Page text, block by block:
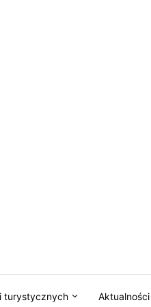
turystycznych Aktualności